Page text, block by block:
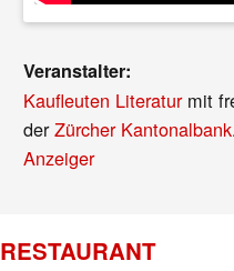
Veranstalter:
Kaufleuten Literaturmit
derZürcher Kantonalbank
Anzeiger
RESTAURANT